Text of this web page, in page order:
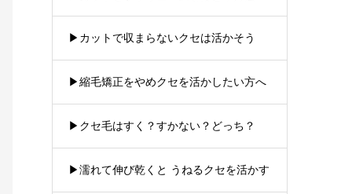
▶︎カットで収まらないクセは活かそう
▶︎縮毛矯正をやめクセを活かしたい方へ
▶︎クセ毛はすく？すかない？どっち？
▶︎濡れて伸び乾くと うねるクセを活かす